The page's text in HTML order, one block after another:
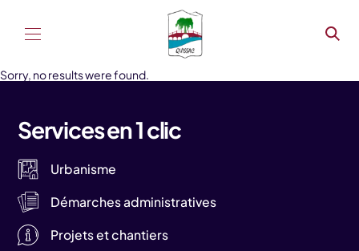
Sorry, no results were found.
Services en 1 clic
Urbanisme
Démarches administratives
Projets et chantiers